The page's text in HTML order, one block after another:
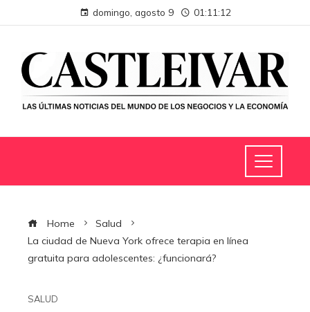
domingo, agosto 9 01:11:13
Home
Salud
La ciudad de Nueva York ofrece terapia en línea
gratuita para adolescentes: ¿funcionará?
SALUD